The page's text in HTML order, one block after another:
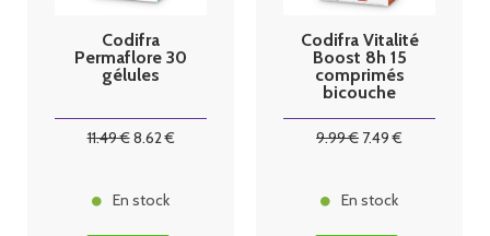
Codifra
Permaflore 30
gélules
11.49€8.62€
En stock
Codifra Vitalité
Boost 8h 15
comprimés
bicouche
9.99€ 7.49 €
En stock